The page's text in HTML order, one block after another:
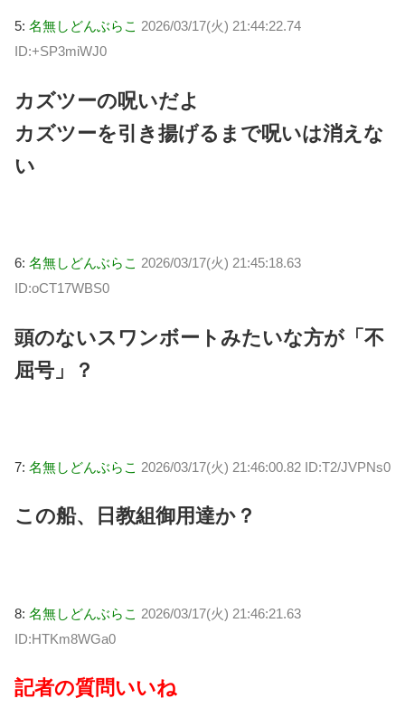
5: 名無しどんぶらこ 2026/03/17(火) 21:44:22.74
ID:+SP3miWJ0
カズツーの呪いだよ
カズツーを引き揚げるまで呪いは消えな
い
6: 名無しどんぶらこ 2026/03/17(火) 21:45:18.63
ID:oCT17WBS0
頭のないスワンボートみたいな方が「不
屈号」？
7: 名無しどんぶらこ 2026/03/17(火) 21:46:00.82 ID:T2/JVPNs0
この船、日教組御用達か？
8: 名無しどんぶらこ 2026/03/17(火) 21:46:21.63
ID:HTKm8WGa0
記者の質問いいね